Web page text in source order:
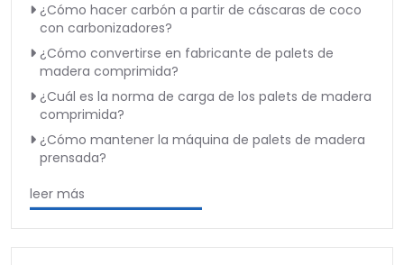
¿Cómo hacer carbón a partir de cáscaras de coco
con carbonizadores?
¿Cómo convertirse en fabricante de palets de
madera comprimida?
¿Cuál es la norma de carga de los palets de madera
comprimida?
¿Cómo mantener la máquina de palets de madera
prensada?
leer más